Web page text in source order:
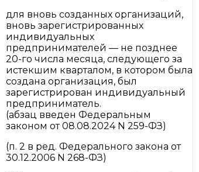
для вновь созданных организаций,
вновь зарегистрированных
индивидуальных
предпринимателей — не позднее
20-го числа месяца, следующего за
истекшим кварталом, в котором была
создана организация, был
зарегистрирован индивидуальный
предприниматель.
(абзац введен Федеральным
законом от 08.08.2024 N 259-ФЗ)
(п. 2 в ред. Федерального закона от
30.12.2006 N 268-ФЗ)